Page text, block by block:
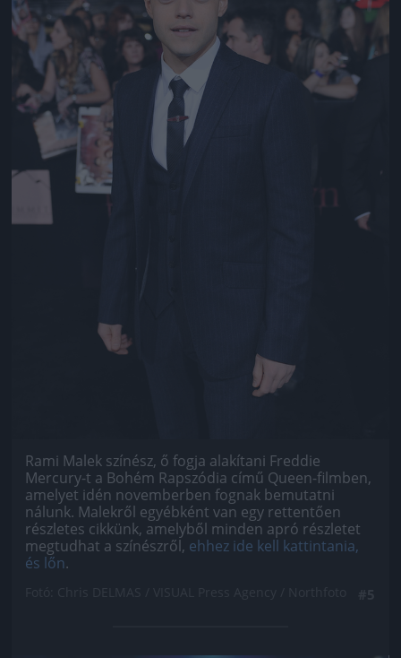
Rami Malek színész, ő fogja alakítani Freddie
Mercury-t a Bohém Rapszódia című Queen-filmben,
amelyet idén novemberben fognak bemutatni
nálunk. Malekről egyébként van egy rettentően
részletes cikkünk, amelyből minden apró részletet
megtudhat a színészről, ehhez ide kell kattintania,
és lőn.